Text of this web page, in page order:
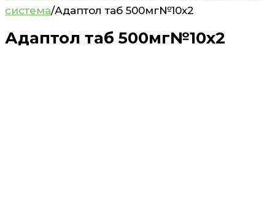
система/Адаптол таб 500мг№10х2
Адаптол таб 500мг№10х2